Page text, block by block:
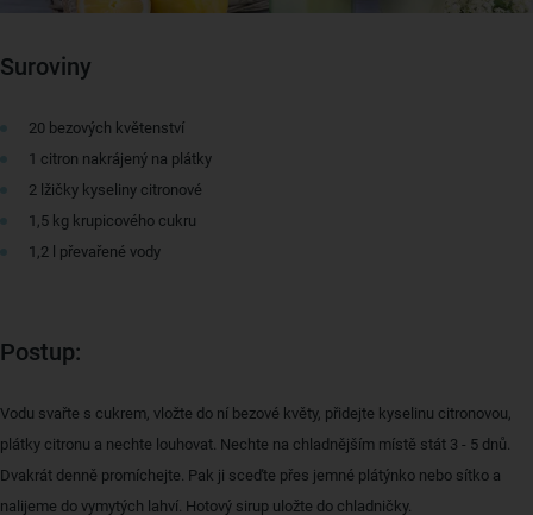
Suroviny
20 bezových květenství
1 citron nakrájený na plátky
2 lžičky kyseliny citronové
1,5 kg krupicového cukru
1,2 l převařené vody
Postup:
Vodu svařte s cukrem, vložte do ní bezové květy, přidejte kyselinu citronovou,
plátky citronu a nechte louhovat. Nechte na chladnějším místě stát 3 - 5 dnů.
Dvakrát denně promíchejte. Pak ji sceďte přes jemné plátýnko nebo sítko a
nalijeme do vymytých lahví. Hotový sirup uložte do chladničky.